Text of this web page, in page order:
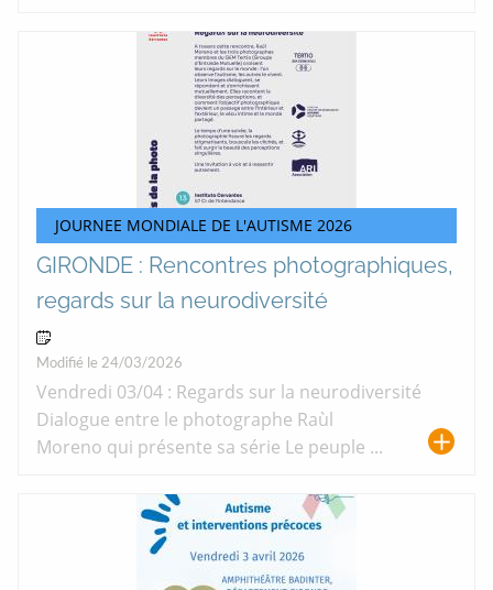
JOURNEE MONDIALE DE L'AUTISME 2026
GIRONDE : Rencontres photographiques,
regards sur la neurodiversité
Modifié le 24/03/2026
Vendredi 03/04 : Regards sur la neurodiversité
Dialogue entre le photographe Raùl
Moreno qui présente sa série Le peuple ...